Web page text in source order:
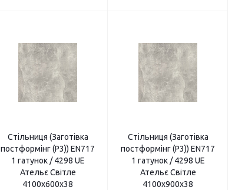
Стільниця (Заготівка
постформінг (P3)) EN717
1 гатунок / 4298 UE
Ательє Світле
4100х600х38
Стільниця (Заготівка
постформінг (P3)) EN717
1 гатунок / 4298 UE
Ательє Світле
4100х900х38